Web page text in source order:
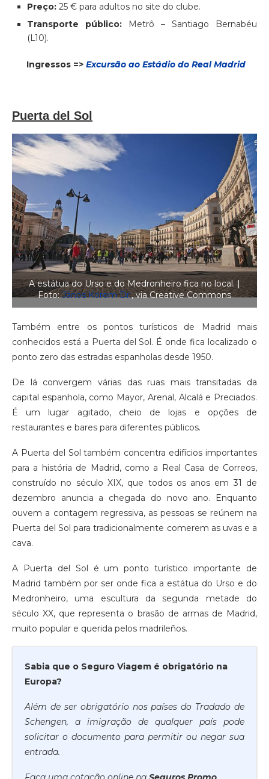
Preço: 25 € para adultos no site do clube.
Transporte público: Metrô – Santiago Bernabéu
(L10).
Ingressos => Excursão ao Estádio do Real Madrid
Puerta del Sol
A estátua do Urso e do Medronheiro fica no local. |
Foto:János Korom Dr., via Creative Commons
Também entre os pontos turísticos de Madrid mais
conhecidos está a Puerta del Sol. É onde fica localizado o
ponto zero das estradas espanholas desde 1950.
De lá convergem várias das ruas mais transitadas da
capital espanhola, como Mayor, Arenal, Alcalá e Preciados.
É um lugar agitado, cheio de lojas e opções de
restaurantes e bares para diferentes públicos.
A Puerta del Sol também concentra edifícios importantes
para a história de Madrid, como a Real Casa de Correos,
construído no século XIX, que todos os anos em 31 de
dezembro anuncia a chegada do novo ano. Enquanto
ouvem a contagem regressiva, as pessoas se reúnem na
Puerta del Sol para tradicionalmente comerem as uvas e a
cava.
A Puerta del Sol é um ponto turístico importante de
Madrid também por ser onde fica a estátua do Urso e do
Medronheiro, uma escultura da segunda metade do
século XX, que representa o brasão de armas de Madrid,
muito popular e querida pelos madrileños.
Sabia que o Seguro Viagem é obrigatório na
Europa?
Além de ser obrigatório nos países do Tradado de
Schengen, a imigração de qualquer país pode
solicitar o documento para permitir ou negar sua
entrada.